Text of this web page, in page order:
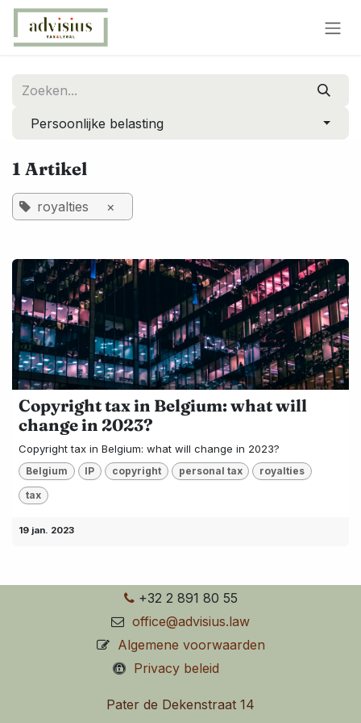
Overslaan naar inhoud
Persoonlijke belasting
1 Artikel
royalties ×
Copyright tax in Belgium: what will
change in 2023?
Copyright tax in Belgium: what will change in 2023?
Belgium IP copyright personal tax royalties
tax
19 jan. 2023
+32 2 891 80 55
office@advisius.law
Algemene voorwaarden
Privacy beleid
Pater de Dekenstraat 14